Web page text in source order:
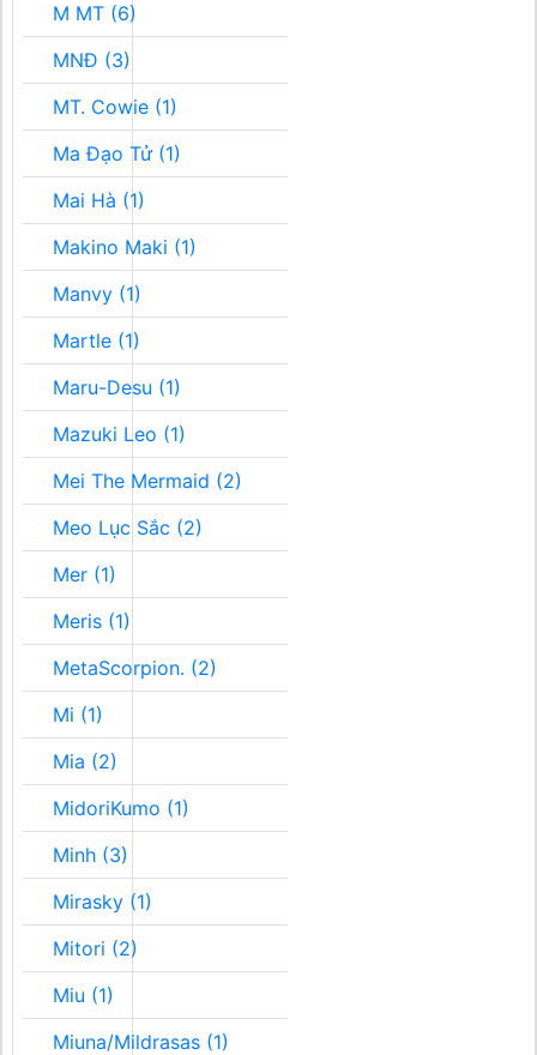
M MT (6)
MNĐ (3)
MT. Cowie (1)
Ma Đạo Tử (1)
Mai Hà (1)
Makino Maki (1)
Manvy (1)
Martle (1)
Maru-Desu (1)
Mazuki Leo (1)
Mei The Mermaid (2)
Meo Lục Sắc (2)
Mer (1)
Meris (1)
MetaScorpion. (2)
Mi (1)
Mia (2)
MidoriKumo (1)
Minh (3)
Mirasky (1)
Mitori (2)
Miu (1)
Miuna/Mildrasas (1)